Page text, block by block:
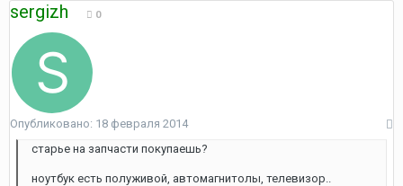
sergizh 0
Опубликовано: 18 февраля 2014
старье на запчасти покупаешь?
ноутбук есть полуживой, автомагнитолы, телевизор..